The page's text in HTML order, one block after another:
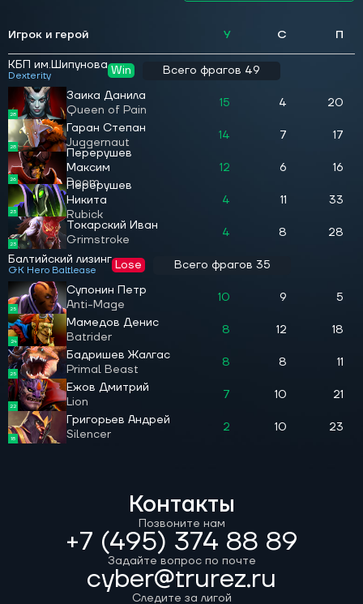
Игрок и герой У С П
КБП им.Шипунова
Dexterity Win Всего фрагов 49
28
Заика Данила
Queen of Pain
15 4 20
28
Гаран Степан
Juggernaut
14 7 17
26
Перерушев
Максим
Doom
12 6 16
23
Перерушев
Никита
Rubick
4 11 33
23
Токарский Иван
Grimstroke
4 8
28
Балтийский лизинг
GK Hero Baltlease Lose Всего фрагов 35
25
Супонин Петр
Anti-Mage
10 9 5
24
Мамедов Денис
Batrider
8 12 18
25
Бадришев Жалгас
Primal Beast
8 8 11
22
Ежов Дмитрий
Lion
7 10 21
18
Григорьев Андрей
Silencer
2 10 23
Контакты
Позвоните нам
+7 (495) 374 88 89
Задайте вопрос по почте
cyber@trurez.ru
Следите за лигой